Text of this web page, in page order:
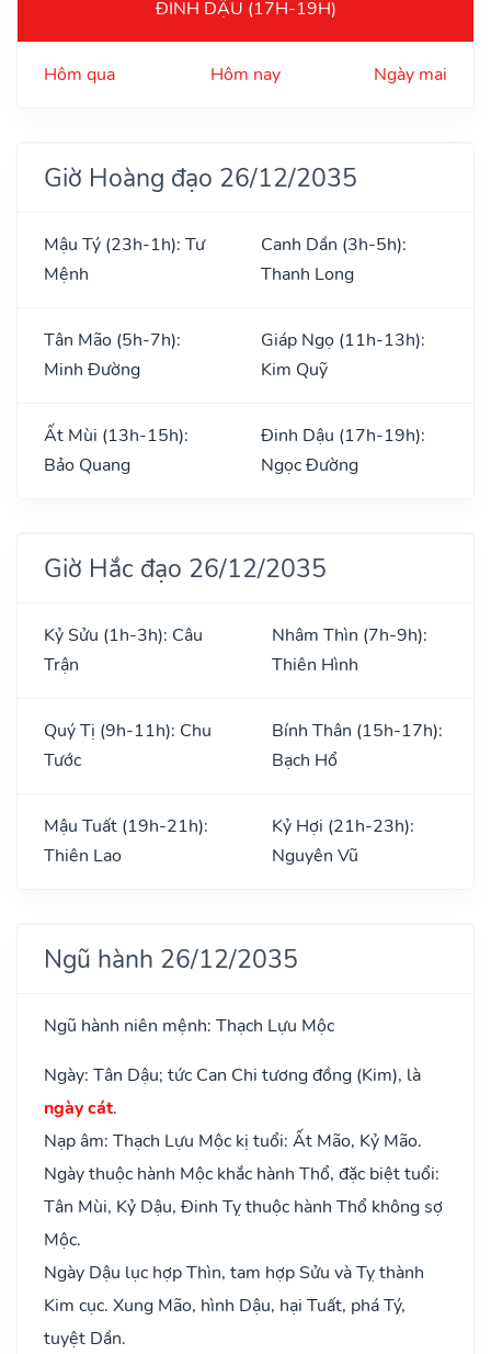
ĐINH DẬU (17H-19H)
Hôm qua Hôm nay Ngày mai
Giờ Hoàng đạo 26/12/2035
Mậu Tý (23h-1h): Tư
Mệnh
Canh Dần (3h-5h):
Thanh Long
Tân Mão (5h-7h):
Minh Đường
Giáp Ngọ (11h-13h):
Kim Quỹ
Ất Mùi (13h-15h):
Bảo Quang
Đinh Dậu (17h-19h):
Ngọc Đường
Giờ Hắc đạo 26/12/2035
Kỷ Sửu (1h-3h): Câu
Trận
Nhâm Thìn (7h-9h):
Thiên Hình
Quý Tị (9h-11h): Chu
Tước
Bính Thân (15h-17h):
Bạch Hổ
Mậu Tuất (19h-21h):
Thiên Lao
Kỷ Hợi (21h-23h):
Nguyên Vũ
Ngũ hành 26/12/2035
Ngũ hành niên mệnh: Thạch Lựu Mộc
Ngày: Tân Dậu; tức Can Chi tương đồng (Kim), là
ngày cát.
Nạp âm: Thạch Lựu Mộc kị tuổi: Ất Mão, Kỷ Mão.
Ngày thuộc hành Mộc khắc hành Thổ, đặc biệt tuổi:
Tân Mùi, Kỷ Dậu, Đinh Tỵ thuộc hành Thổ không sợ
Mộc.
Ngày Dậu lục hợp Thìn, tam hợp Sửu và Tỵ thành
Kim cục. Xung Mão, hình Dậu, hại Tuất, phá Tý,
tuyệt Dần.